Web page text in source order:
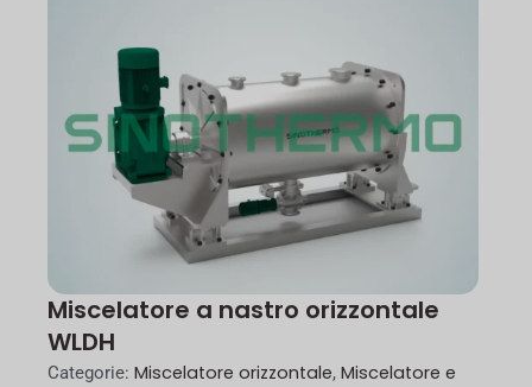
Miscelatore a nastro orizzontale
WLDH
Categorie: Miscelatore orizzontale, Miscelatore e